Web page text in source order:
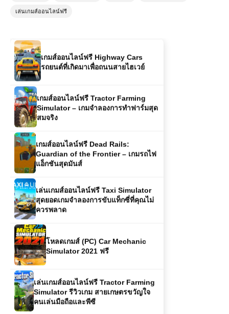
เล่นเกมส์ออนไลน์ฟรี
เกมส์ออนไลน์ Stickman Destruction
เกมส์ออนไลน์ฟรี Highway Cars
รถยนต์ที่เกิดมาเพื่อถนนสายไฮเวย์
เกมส์ออนไลน์ฟรี Tractor Farming
Simulator – เกมจำลองการทำฟาร์มสุด
สมจริง
เกมส์ออนไลน์ฟรี Dead Rails:
Guardian of the Frontier – เกมรถไฟ
แอ็กชันสุดมันส์
เล่นเกมส์ออนไลน์ฟรี Taxi Simulator
สุดยอดเกมจำลองการขับแท็กซี่ที่คุณไม่
ควรพลาด
โหลดเกมส์ (PC) Car Mechanic
Simulator 2021 ฟรี
เล่นเกมส์ออนไลน์ฟรี Tractor Farming
Simulator รีวิวเกม สายเกษตรขวัญใจ
คนเล่นมือถือและพีซี